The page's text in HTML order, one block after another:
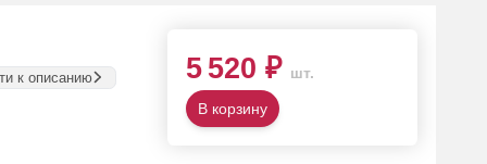
к описанию 5 520 ₽ шт.
В корзину